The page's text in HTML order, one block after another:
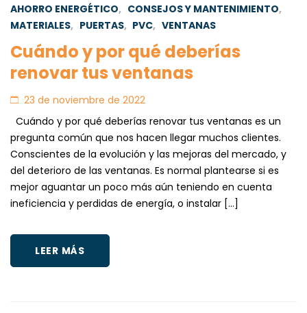
AHORRO ENERGÉTICO, CONSEJOS Y MANTENIMIENTO,
MATERIALES, PUERTAS, PVC, VENTANAS
Cuándo y por qué deberías
renovar tus ventanas
23 de noviembre de 2022
Cuándo y por qué deberías renovar tus ventanas es un
pregunta común que nos hacen llegar muchos clientes.
Conscientes de la evolución y las mejoras del mercado, y
del deterioro de las ventanas. Es normal plantearse si es
mejor aguantar un poco más aún teniendo en cuenta
ineficiencia y perdidas de energía, o instalar […]
LEER MÁS